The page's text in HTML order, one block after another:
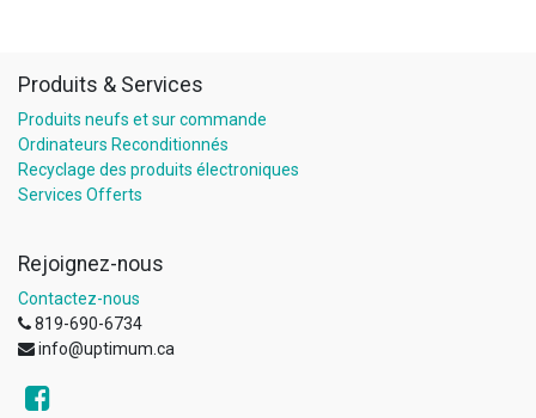
Produits & Services
Produits neufs et sur commande
Ordinateurs Reconditionnés
Recyclage des produits électroniques
Services Offerts
Rejoignez-nous
Contactez-nous
819-690-6734
info@uptimum.ca